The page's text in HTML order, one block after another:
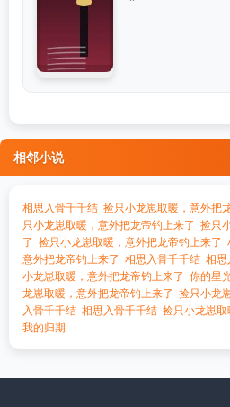
相邻小说
相思入骨千千结 捡只小龙崽取暖，意外把
只小龙崽取暖，意外把龙帝钓上来了 捡只
了 捡只小龙崽取暖，意外把龙帝钓上来了
意外把龙帝钓上来了 相思入骨千千结 相思
小龙崽取暖，意外把龙帝钓上来了 你的星
龙崽取暖，意外把龙帝钓上来了 捡只小龙
入骨千千结 相思入骨千千结 捡只小龙崽
我的归期